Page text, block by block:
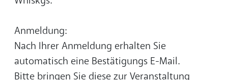
Anmeldung:
Nach Ihrer Anmeldung erhalten Sie
automatisch eine Bestätigungs E-Mail.
Bitte bringen Sie diese zur Veranstaltung